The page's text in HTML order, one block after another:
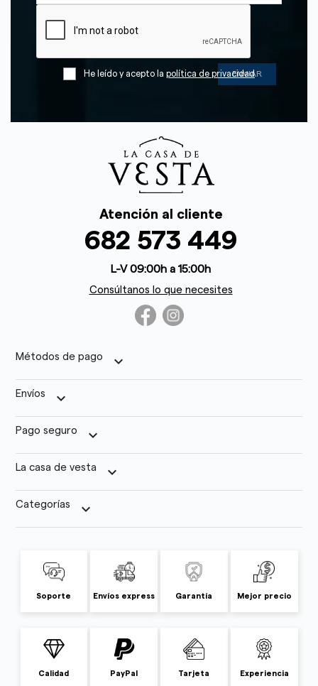
He leído y acepto la política de privacidad
Atención al cliente
682 573 449
L-V 09:00h a 15:00h
Consúltanos lo que necesites
Métodos de pago keyboard_arrow_down
Envíos keyboard_arrow_down
Pago seguro keyboard_arrow_down
La casa de vesta keyboard_arrow_down
Categorías keyboard_arrow_down
Soporte Envíos express Garantía Mejor precio
Calidad PayPal Tarjeta Experiencia